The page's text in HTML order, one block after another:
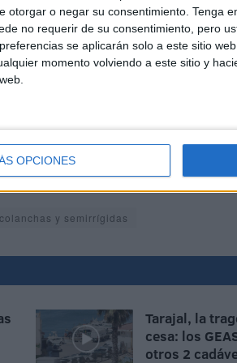
otorgar o negar su consentimiento. Tenga
no requerir de su consentimiento, pero
se aplicarán solo a este sitio
momento volviendo a este sitio y
OPCIONES
y residencia en España. Los
quedaron retenidos por los agentes
la puesta en libertad con cargos.
y semirrígidas
Tarajal, la
cesa: los
otros 2